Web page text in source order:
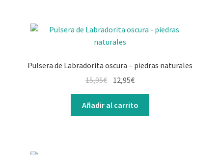
Pulsera de Labradorita oscura – piedras naturales
15,95€ 12,95€
Añadir al carrito